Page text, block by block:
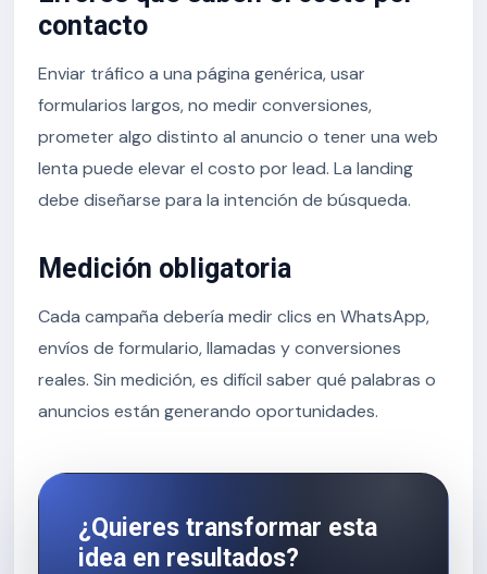
contacto
Enviar tráfico a una página genérica, usar
formularios largos, no medir conversiones,
prometer algo distinto al anuncio o tener una web
lenta puede elevar el costo por lead. La landing
debe diseñarse para la intención de búsqueda.
Medición obligatoria
Cada campaña debería medir clics en WhatsApp,
envíos de formulario, llamadas y conversiones
reales. Sin medición, es difícil saber qué palabras o
anuncios están generando oportunidades.
¿Quieres transformar esta
idea en resultados?